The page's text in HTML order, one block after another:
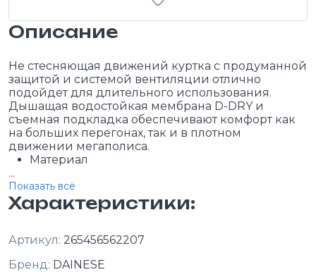
Описание
Не стесняющая движений куртка с продуманной
защитой и системой вентиляции отлично
подойдет для длительного использования.
Дышащая водостойкая мембрана D-DRY и
съемная подкладка обеспечивают комфорт как
на больших перегонах, так и в плотном
движении мегаполиса.
Материал
...
Показать всё
Характеристики:
Артикул: 265456562207
Бренд: DAINESE